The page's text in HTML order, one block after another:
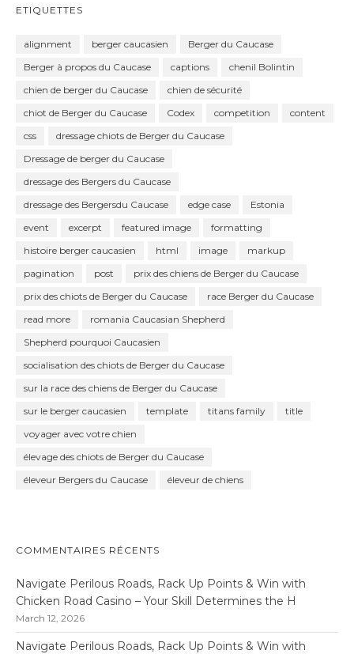
ETIQUETTES
alignment berger caucasien
Berger du Caucase
Berger à propos du Caucase
captions
chenil Bolintin
chien de berger du Caucase
chien de sécurité
chiot de Berger du Caucase
Codex competition
content
css
dressage chiots de Berger du Caucase
Dressage de berger du Caucase
dressage des Bergers du Caucase
dressage des Bergersdu Caucase
edge case
Estonia
event
excerpt featured image
formatting
histoire berger caucasien
html image
markup
pagination
post
prix des chiens de Berger du Caucase
prix des chiots de Berger du Caucase
race Berger du Caucase
read more
romania Caucasian Shepherd
Shepherd pourquoi Caucasien
socialisation des chiots de Berger du Caucase
sur la race des chiens de Berger du Caucase
sur le berger caucasien
template titans family
title
voyager avec votre chien
élevage des chiots de Berger du Caucase
éleveur Bergers du Caucase
éleveur de chiens
COMMENTAIRES RÉCENTS
Navigate Perilous Roads, Rack Up Points & Win with
Chicken Road Casino – Your Skill Determines the H
March 12, 2026
Navigate Perilous Roads, Rack Up Points & Win with